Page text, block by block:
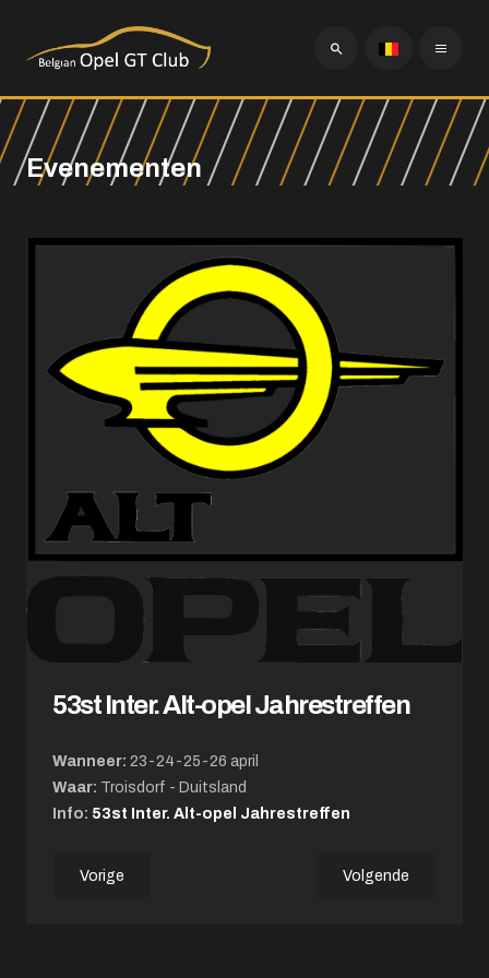
Evenementen
53st Inter. Alt-opel Jahrestreffen
Wanneer: 23-24-25-26 april
Waar: Troisdorf - Duitsland
Info: 53st Inter. Alt-opel Jahrestreffen
Vorige Volgende